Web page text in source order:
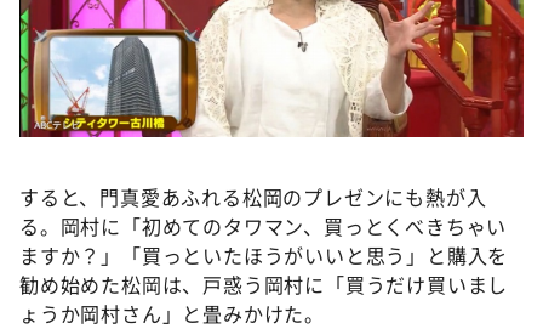
すると、門真愛あふれる松岡のプレゼンにも熱が入
る。岡村に「初めてのタワマン、買っとくべきちゃい
ますか？」「買っといたほうがいいと思う」と購入を
勧め始めた松岡は、戸惑う岡村に「買うだけ買いまし
ょうか岡村さん」と畳みかけた。